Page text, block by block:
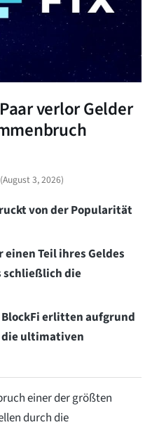
verlor Gelder
(August 3, 2026)
von der Popularität
Teil ihres Geldes
schließlich die
erlitten aufgrund
die ultimativen
einer der größten
durch die